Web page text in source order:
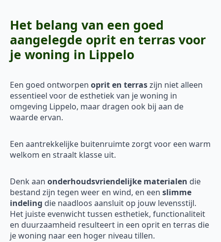
Het belang van een goed
aangelegde oprit en terras voor
je woning in Lippelo
Een goed ontworpen oprit en terraszijn niet alleen
essentieel voor de esthetiek van je woning in
omgeving Lippelo, maar dragen ook bij aan de
waarde ervan.
Een aantrekkelijke buitenruimte zorgt voor een warm
welkom en straalt klasse uit.
Denk aan onderhoudsvriendelijke materialen die
bestand zijn tegen weer en wind, en een slimme
indeling die naadloos aansluit op jouw levensstijl.
Het juiste evenwicht tussen esthetiek, functionaliteit
en duurzaamheid resulteert in een oprit en terras die
je woning naar een hoger niveau tillen.